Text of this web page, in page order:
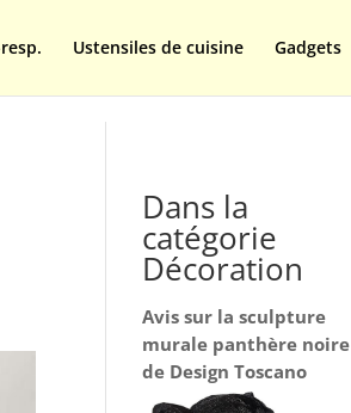
Ustensiles de cuisine Gadgets
Dans la
catégorie
Décoration
Avis sur la sculpture
murale panthère noire
de Design Toscano